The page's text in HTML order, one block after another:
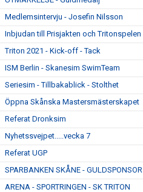
Medlemsintervju - Josefin Nilsson
Inbjudan till Prisjakten och Tritonspelen
Triton 2021 - Kick-off - Tack
ISM Berlin - Skanesim SwimTeam
Seriesim - Tillbakablick - Stolthet
Öppna Skånska Mastersmästerskapet
Referat Dronksim
Nyhetssvejpet.....vecka 7
Referat UGP
SPARBANKEN SKÅNE - GULDSPONSOR
ARENA - SPORTRINGEN - SK TRITON